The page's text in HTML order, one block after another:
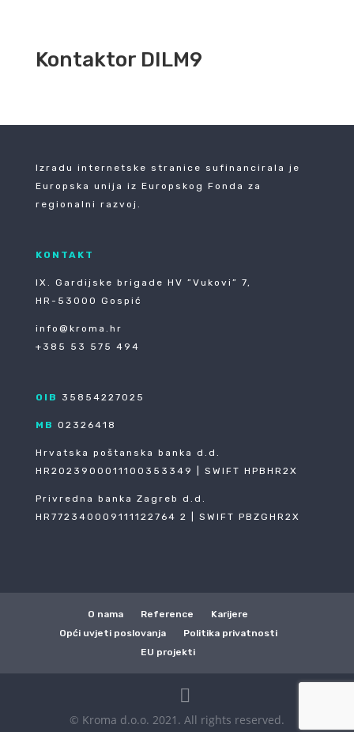
Kontaktor DILM9
Izradu internetske stranice sufinancirala je
Europska unija iz Europskog Fonda za
regionalni razvoj.
KONTAKT
IX. Gardijske brigade HV ”Vukovi” 7,
HR-53000 Gospić
info@kroma.hr
+385 53 575 494
OIB 35854227025
MB 02326418
Hrvatska poštanska banka d.d.
HR2023900011100353349 | SWIFT HPBHR2X
Privredna banka Zagreb d.d.
HR772340009111122764 2 | SWIFT PBZGHR2X
O nama Reference
Karijere
Opći uvjeti poslovanja
Politika privatnosti
EU projekti
© Kroma d.o.o. 2021. All rights reserved.